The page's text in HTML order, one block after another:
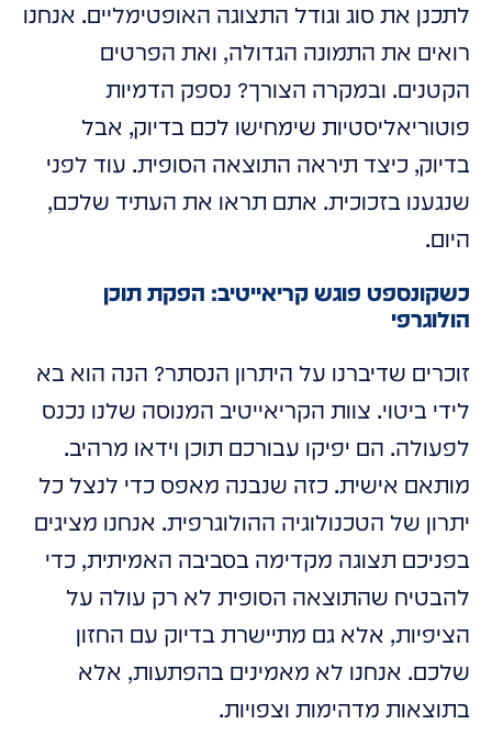
לתכנן את סוג וגודל התצוגה האופטימליים. אנחנו
רואים את התמונה הגדולה, ואת הפרטים
הקטנים. ובמקרה הצורך? נספק הדמיות
פוטוריאליסטיות שימחישו לכם בדיוק, אבל
בדיוק, כיצד תיראה התוצאה הסופית. עוד לפני
שנגענו בזכוכית. אתם תראו את העתיד שלכם,
היום.
כשקונספט פוגש קריאייטיב: הפקת תוכן
הולוגרפי
זוכרים שדיברנו על היתרון הנסתר? הנה הוא בא
לידי ביטוי. צוות הקריאייטיב המנוסה שלנו נכנס
לפעולה. הם יפיקו עבורכם תוכן וידאו מרהיב.
מותאם אישית. כזה שנבנה מאפס כדי לנצל כל
יתרון של הטכנולוגיה ההולוגרפית. אנחנו מציגים
בפניכם תצוגה מקדימה בסביבה האמיתית, כדי
להבטיח שהתוצאה הסופית לא רק עולה על
הציפיות, אלא גם מתיישרת בדיוק עם החזון
שלכם. אנחנו לא מאמינים בהפתעות, אלא
בתוצאות מדהימות וצפויות.